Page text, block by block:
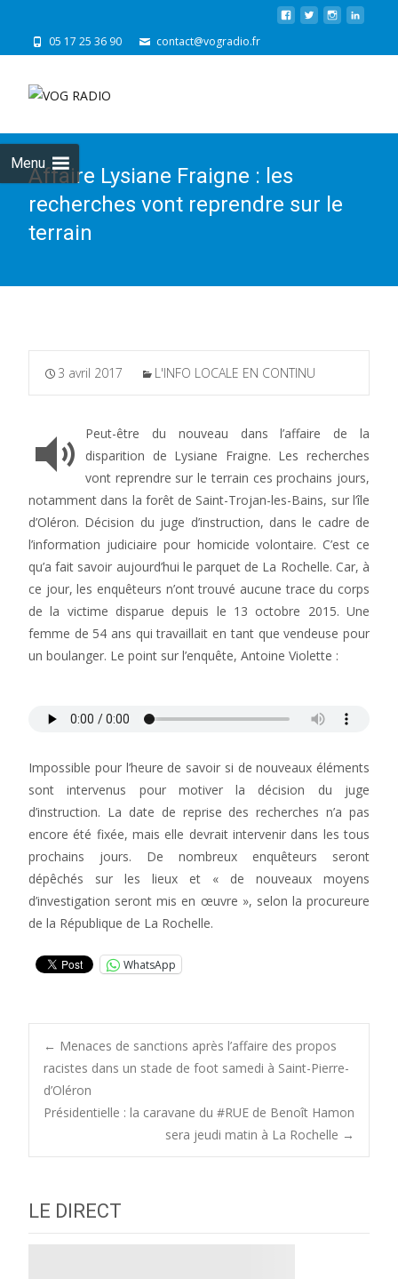
05 17 25 36 90 contact@vogradio.fr
Menu
Affaire Lysiane Fraigne : les
recherches vont reprendre sur le
terrain
3 avril 2017 L'INFO LOCALE EN CONTINU
Peut-être du nouveau dans l’affaire de la
disparition de Lysiane Fraigne. Les recherches
vont reprendre sur le terrain ces prochains jours,
notamment dans la forêt de Saint-Trojan-les-Bains, sur l’île
d’Oléron. Décision du juge d’instruction, dans le cadre de
l’information judiciaire pour homicide volontaire. C’est ce
qu’a fait savoir aujourd’hui le parquet de La Rochelle. Car, à
ce jour, les enquêteurs n’ont trouvé aucune trace du corps
de la victime disparue depuis le 13 octobre 2015. Une
femme de 54 ans qui travaillait en tant que vendeuse pour
un boulanger. Le point sur l’enquête, Antoine Violette :
Impossible pour l’heure de savoir si de nouveaux éléments
sont intervenus pour motiver la décision du juge
d’instruction. La date de reprise des recherches n’a pas
encore été fixée, mais elle devrait intervenir dans les tous
prochains jours. De nombreux enquêteurs seront
dépêchés sur les lieux et « de nouveaux moyens
d’investigation seront mis en œuvre », selon la procureure
de la République de La Rochelle.
WhatsApp
Post
navigation
← Menaces de sanctions après l’affaire des propos
racistes dans un stade de foot samedi à Saint-Pierre-
d’Oléron
Présidentielle : la caravane du #RUE de Benoît Hamon
sera jeudi matin à La Rochelle →
LE DIRECT